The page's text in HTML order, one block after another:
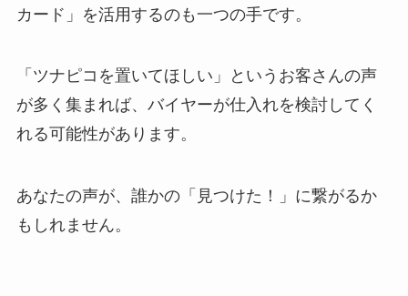
カード」を活用するのも一つの手です。
「ツナピコを置いてほしい」というお客さんの声
が多く集まれば、バイヤーが仕入れを検討してく
れる可能性があります。
あなたの声が、誰かの「見つけた！」に繋がるか
もしれません。